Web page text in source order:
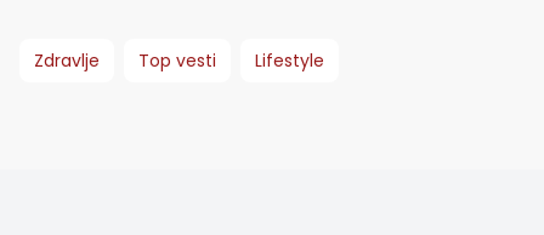
Zdravlje Top vesti Lifestyle